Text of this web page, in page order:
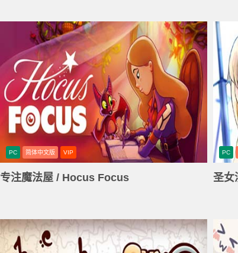
PC 简体中文版 VIP
专注魔法屋 / Hocus Focus
PC
圣女